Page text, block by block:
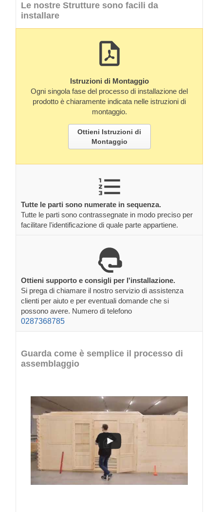
Le nostre Strutture sono facili da
installare
Istruzioni di Montaggio
Ogni singola fase del processo di installazione del
prodotto è chiaramente indicata nelle istruzioni di
montaggio.
Ottieni Istruzioni di
Montaggio
Tutte le parti sono numerate in sequenza.
Tutte le parti sono contrassegnate in modo preciso per
facilitare l'identificazione di quale parte appartiene.
Ottieni supporto e consigli per l'installazione.
Si prega di chiamare il nostro servizio di assistenza
clienti per aiuto e per eventuali domande che si
possono avere. Numero di telefono
0287368785
Guarda come è semplice il processo di
assemblaggio